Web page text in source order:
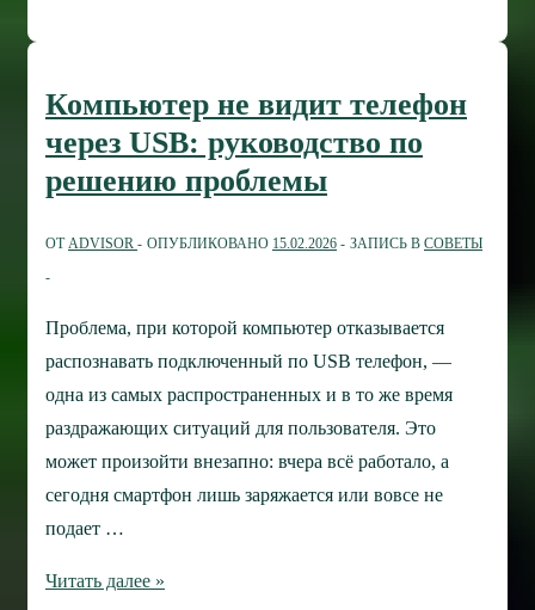
способы
для
смартфона,
и
Компьютер не видит телефон
через USB: руководство по
решению проблемы
ОТADVISOR ОПУБЛИКОВАНО 15.02.2026 ЗАПИСЬ В СОВЕТЫ
Проблема, при которой компьютер отказывается
распознавать подключенный по USB телефон, —
одна из самых распространенных и в то же время
раздражающих ситуаций для пользователя. Это
может произойти внезапно: вчера всё работало, а
сегодня смартфон лишь заряжается или вовсе не
подает …
Компьютер
Читать далее »